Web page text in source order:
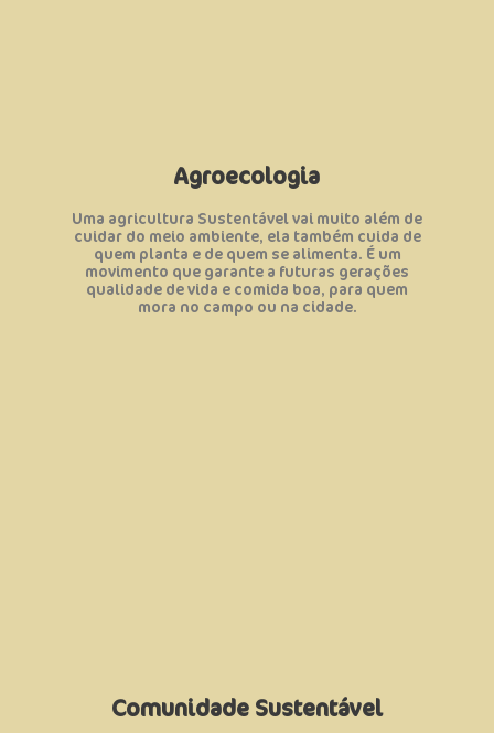
Agroecologia
Uma agricultura Sustentável vai muito além de
cuidar do meio ambiente, ela também cuida de
quem planta e de quem se alimenta. É um
movimento que garante a futuras gerações
qualidade de vida e comida boa, para quem
mora no campo ou na cidade.
• Valorizar o trabalho no campo;
• Valorizar o conhecimento de quem trabalha
no campo;
• Aumentar a renda dos agricultores;
• Conectar as pessoas da cidade com a
realidade do campo;
• Estimular a produção e o consumo de
próximas às áreas rurais;
• Diminuir o desperdício de alimentos na
Comunidade Sustentável
negócios locais como as cooperativas e as
cozinhas coletivas;